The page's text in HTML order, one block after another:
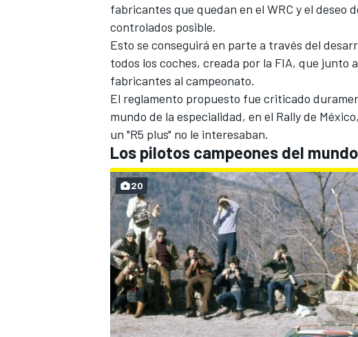
MÁS CATEGORÍAS
fabricantes que quedan en el WRC y el deseo
controlados posible.
Esto se conseguirá en parte a través del
todos los coches, creada por la FIA, que junto
fabricantes al campeonato.
El reglamento propuesto fue criticado
mundo de la especialidad, en el Rally de
un "R5 plus" no le interesaban.
Los pilotos campeones del
20